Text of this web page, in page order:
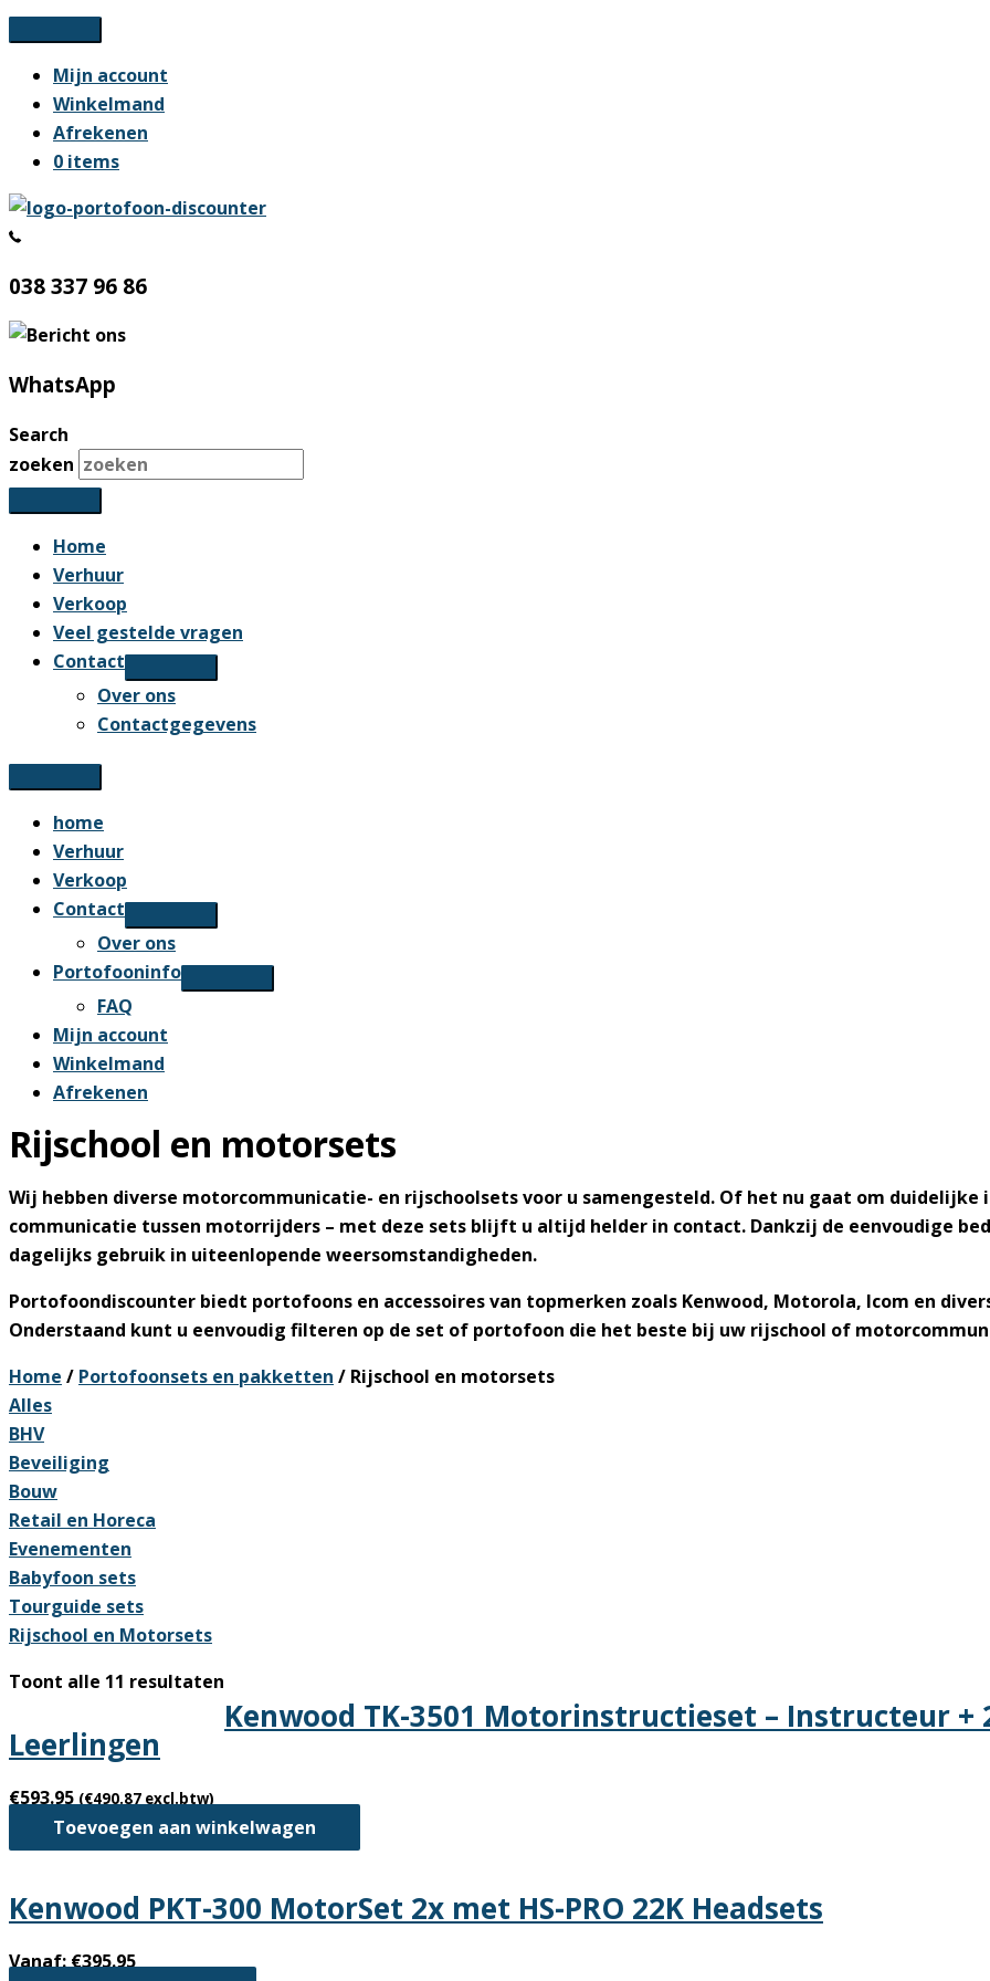
Ga
naar
inhoud
Mijn account
Winkelmand
Afrekenen
0 items
038 337 96 86
WhatsApp
Search
zoeken
Home
Verhuur
Verkoop
Veel gestelde vragen
Contact
Over ons
Contactgegevens
home
Verhuur
Verkoop
Contact
Over ons
Portofooninfo
FAQ
Mijn account
Winkelmand
Afrekenen
Rijschool en motorsets
Wij hebben diverse motorcommunicatie- en rijschoolsetsvoor u samengesteld. Of het nu gaat om
communicatie tussen motorrijders – met deze sets blijft u altijd helder in contact. Dankzij de eenvoudige
dagelijks gebruik in uiteenlopende weersomstandigheden.
Portofoondiscounter biedt portofoons en accessoires van topmerken zoals Kenwood, Motorola, Icom en
Onderstaand kunt u eenvoudig filteren op de set of portofoon die het beste bij uw rijschool of
Home / Portofoonsets en pakketten / Rijschool en motorsets
Alles
BHV
Beveiliging
Bouw
Retail en Horeca
Evenementen
Babyfoon sets
Tourguide sets
Rijschool en Motorsets
Toont alle 11 resultaten
op
nieuwste
Kenwood TK-3501 Motorinstructieset – Instructeur +
Leerlingen
€593.95 (€490.87 excl.btw)
Toevoegen aan winkelwagen
Kenwood PKT-300 MotorSet 2x met HS-PRO 22K Headsets
Vanaf:€395.95